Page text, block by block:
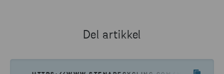
Del artikkel